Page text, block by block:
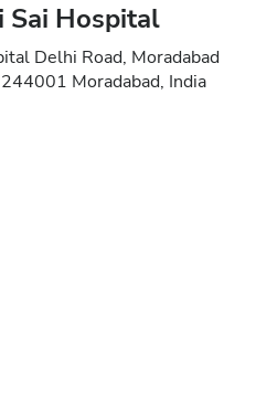
Sai Hospital
Delhi Road, Moradabad
Moradabad, India